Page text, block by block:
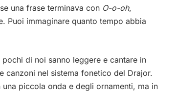
una frase terminava con O-o-oh,
Puoi immaginare quanto tempo abbia
di noi sanno leggere e cantare in
canzoni nel sistema fonetico del Drajor.
piccola onda e degli ornamenti, ma in